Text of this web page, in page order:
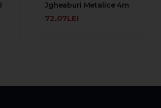
Jgheaburi Metalice 4m
72,07LEI
ADAUGĂ ÎN COŞ